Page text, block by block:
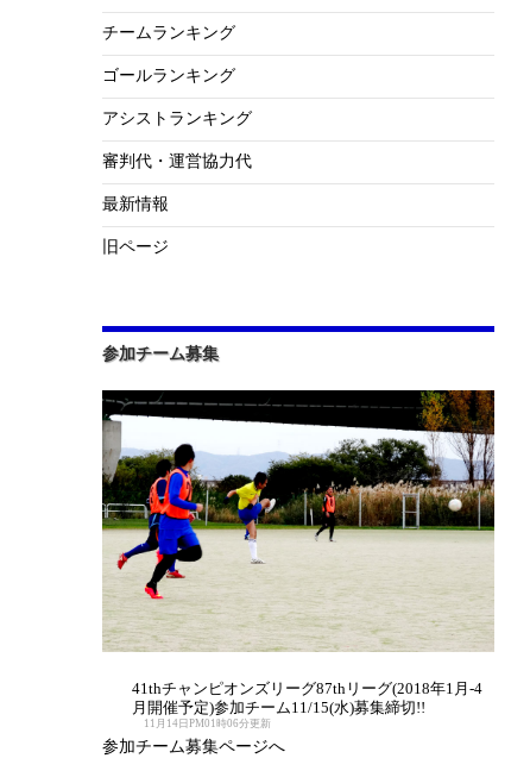
チームランキング
ゴールランキング
アシストランキング
審判代・運営協力代
最新情報
旧ページ
参加チーム募集
41thチャンピオンズリーグ87thリーグ(2018年1月-4
月開催予定)参加チーム11/15(水)募集締切!!
11月14日PM01時06分更新
参加チーム募集ページへ